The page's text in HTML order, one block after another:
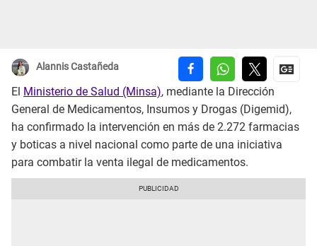
Alannis Castañeda
El Ministerio de Salud (Minsa), mediante la Dirección
General de Medicamentos, Insumos y Drogas (Digemid),
ha confirmado la intervención en más de 2.272 farmacias
y boticas a nivel nacional como parte de una iniciativa
para combatir la venta ilegal de medicamentos.